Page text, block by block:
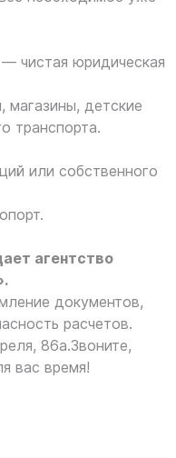
чистая юридическая
детские
транспорта.
или собственного
агентство
документов,
расчетов.
86а.Звоните,
вас время!